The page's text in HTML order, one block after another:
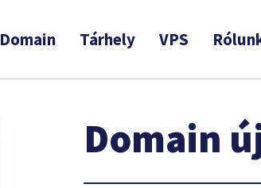
Domain Tárhely VPS
Domain